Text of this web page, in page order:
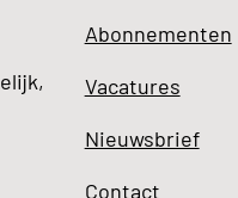
Abonnementen
Vacatures
Nieuwsbrief
Contact